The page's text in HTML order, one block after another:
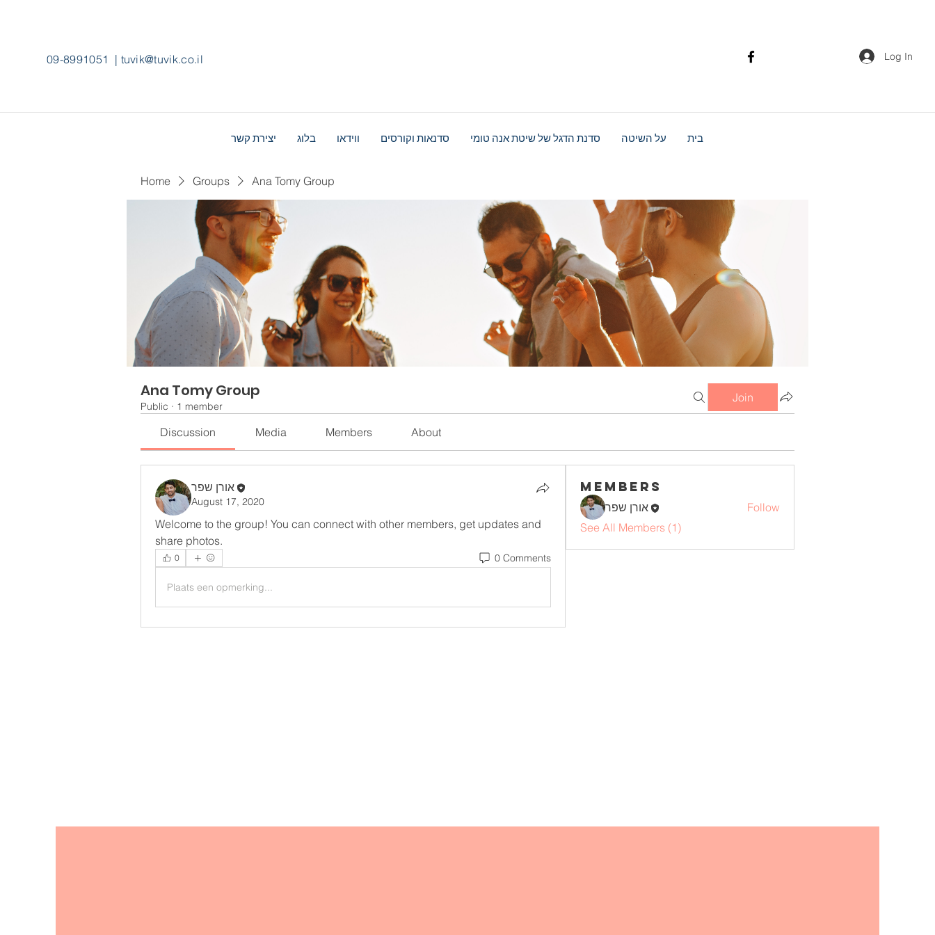
09-8991051 | tuvik@tuvik.co.il Log In
יצירת קשר בלוג ווידאו סדנאות וקורסים סדנת הדגל של שיטת אנה טומי על השיטה בית
Home Groups Ana Tomy Group
Ana Tomy Group
Public · 1 member
Join
Discussion Media Members About
אורן שפר
August 17, 2020
Welcome to the group! You can connect with other members, get updates and
share photos.
0 0 Comments
Plaats een opmerking...
Members
אורן שפר
Follow
See All Members (1)